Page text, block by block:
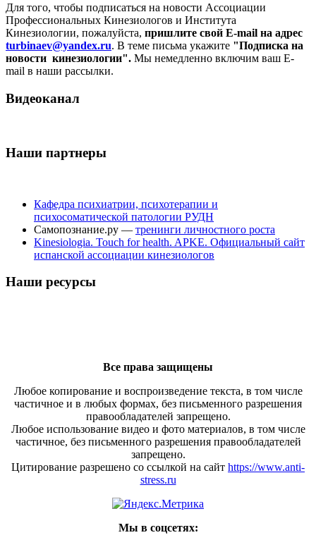
Для того, чтобы подписаться на новости Ассоциации
Профессиональных Кинезиологов и Института
Кинезиологии, пожалуйста, пришлите свой E-mail на адрес
turbinaev@yandex.ru. В теме письма укажите "Подписка на
новости кинезиологии". Мы немедленно включим ваш E-
mail в наши рассылки.
Видеоканал
Наши партнеры
Кафедра психиатрии, психотерапии и
психосоматической патологии РУДН
Самопознание.ру — тренинги личностного роста
Kinesiologia. Touch for health. APKE. Официальный сайт
испанской ассоциации кинезиологов
Наши ресурсы
Все права защищены
Любое копирование и воспроизведение текста, в том числе
частичное и в любых формах, без письменного разрешения
правообладателей запрещено.
Любое использование видео и фото материалов, в том числе
частичное, без письменного разрешения правообладателей
запрещено.
Цитирование разрешено со ссылкой на сайт https://www.anti-
stress.ru
Мы в соцсетях: